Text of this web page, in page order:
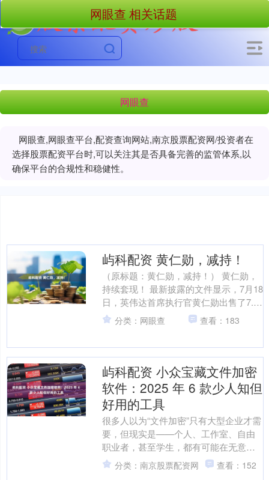
网眼查
网眼查,网眼查平台,配资查询网站,南京股票配资网/投资者在
选择股票配资平台时,可以关注其是否具备完善的监管体系,以
确保平台的合规性和稳健性。
网眼查 相关话题
屿科配资 黄仁勋，减持！
（原标题：黄仁勋，减持！） 黄仁勋，
持续套现！ 最新披露的文件显示，7月18
日，英伟达首席执行官黄仁勋出售了7.5
万股英伟达股票，价值约1294万美元。
此前4个....
分类：网眼查 查看：183
屿科配资 小众宝藏文件加密
软件：2025 年 6 款少人知但
好用的工具
很多人以为“文件加密”只有大型企业才需
要，但现实是——个人、工作室、自由
职业者，甚至学生，都有可能在无意间
泄露资料。市面上常见的软件功能五花
八门，却往往臃肿难用....
分类：南京股票配资网 查看：152